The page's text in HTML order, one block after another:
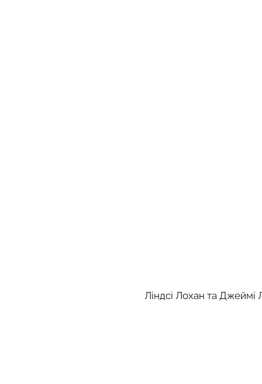
Ліндсі Лохан та Джеймі